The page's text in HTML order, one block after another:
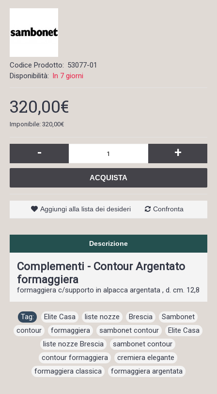
Codice Prodotto: 53077-01
Disponibilità: In 7 giorni
320,00€
Imponibile: 320,00€
- +
ACQUISTA
Aggiungi alla lista dei desideri Confronta
Descrizione
Complementi - Contour Argentato
formaggiera
formaggiera c/supporto in alpacca argentata , d. cm. 12,8
Tag: Elite Casa liste nozze Brescia Sambonet
contour , formaggiera , sambonet contour , Elite Casa ,
liste nozze Brescia
sambonet contour
contour formaggiera , cremiera elegante ,
formaggiera classica
formaggiera argentata